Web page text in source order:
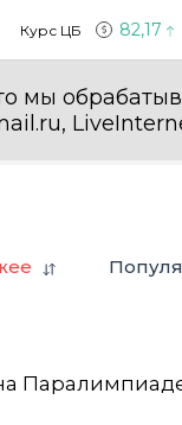
Курс ЦБ 82,17
мы